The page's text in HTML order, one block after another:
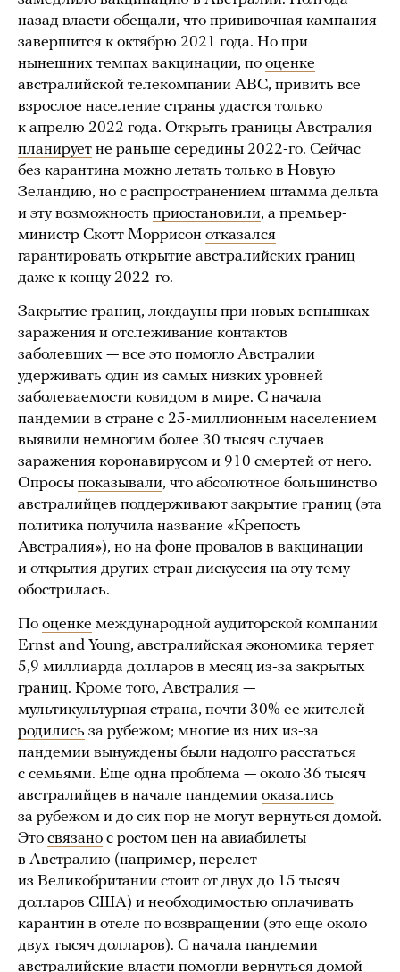
назад власти обещали, что прививочная кампания
завершится к октябрю 2021 года. Но при
нынешних темпах вакцинации, по оценке
австралийской телекомпании ABC, привить все
взрослое население страны удастся только
к апрелю 2022 года. Открыть границы Австралия
планирует не раньше середины 2022-го. Сейчас
без карантина можно летать только в Новую
Зеландию, но с распространением штамма дельта
и эту возможность приостановили, а премьер-
министр Скотт Моррисон отказался
гарантировать открытие австралийских границ
даже к концу 2022-го.
Закрытие границ, локдауны при новых вспышках
заражения и отслеживание контактов
заболевших — все это помогло Австралии
удерживать один из самых низких уровней
заболеваемости ковидом в мире. С начала
пандемии в стране с 25-миллионным населением
выявили немногим более 30 тысяч случаев
заражения коронавирусом и 910 смертей от него.
Опросы показывали, что абсолютное большинство
австралийцев поддерживают закрытие границ (эта
политика получила название «Крепость
Австралия»), но на фоне провалов в вакцинации
и открытия других стран дискуссия на эту тему
обострилась.
По оценке международной аудиторской компании
Ernst and Young, австралийская экономика теряет
5,9 миллиарда долларов в месяц из-за закрытых
границ. Кроме того, Австралия —
мультикультурная страна, почти 30% ее жителей
родились за рубежом; многие из них из-за
пандемии вынуждены были надолго расстаться
с семьями. Еще одна проблема — около 36 тысяч
австралийцев в начале пандемии оказались
за рубежом и до сих пор не могут вернуться домой.
Это связано с ростом цен на авиабилеты
в Австралию (например, перелет
из Великобритании стоит от двух до 15 тысяч
долларов США) и необходимостью оплачивать
карантин в отеле по возвращении (это еще около
двух тысяч долларов). С начала пандемии
австралийские власти помогли вернуться домой